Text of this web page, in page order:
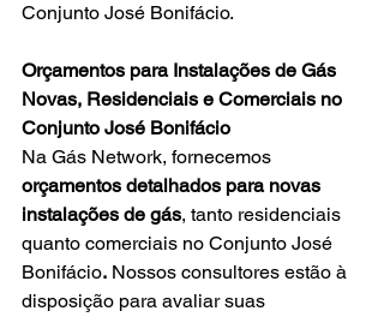
Conjunto José Bonifácio.
Orçamentos para Instalações de Gás
Novas, Residenciais e Comerciais no
Conjunto José Bonifácio
Na Gás Network, fornecemos
orçamentos detalhados para novas
instalações de gás, tanto residenciais
quanto comerciais no Conjunto José
Bonifácio. Nossos consultores estão à
disposição para avaliar suas